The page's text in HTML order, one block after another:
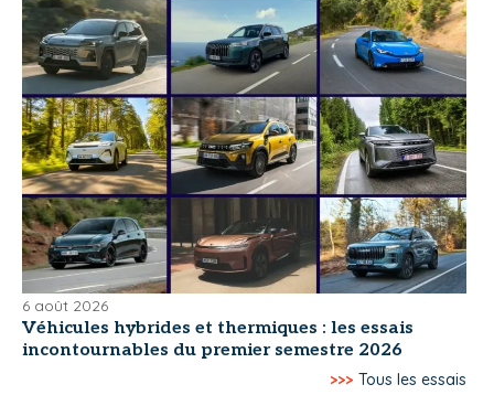
6 août 2026
Véhicules hybrides et thermiques : les essais
incontournables du premier semestre 2026
>>> Tous les essais